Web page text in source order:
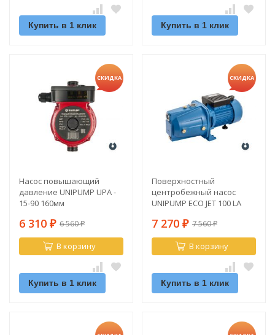
Купить в 1 клик Купить в 1 клик
СКИДКА
Насос повышающий
давление UNIPUMP UPA -
15-90 160мм
6 310 ₽ 6 560₽
В корзину
Купить в 1 клик
СКИДКА
Поверхностный
центробежный насос
UNIPUMP ECO JET 100 LA
7 270 ₽ 7 560₽
В корзину
Купить в 1 клик